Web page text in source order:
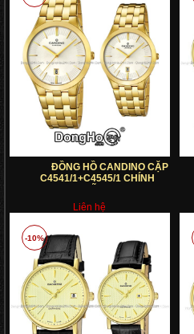
ĐỒNG HỒ CANDINO CẶP
C4541/1+C4545/1 CHÍNH
Liên hệ
-10%